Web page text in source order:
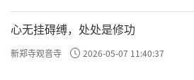
心无挂碍缚，处处是修功
新郑寺观音寺 2026-05-07 11:40:37